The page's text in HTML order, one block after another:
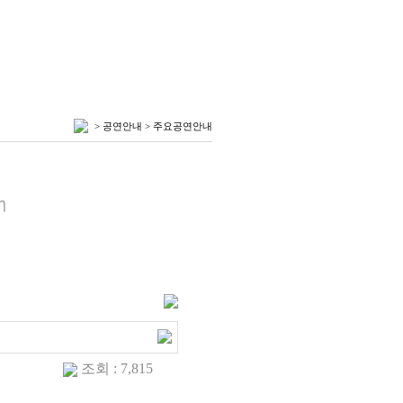
> 공연안내 > 주요공연안내
조회 : 7,815